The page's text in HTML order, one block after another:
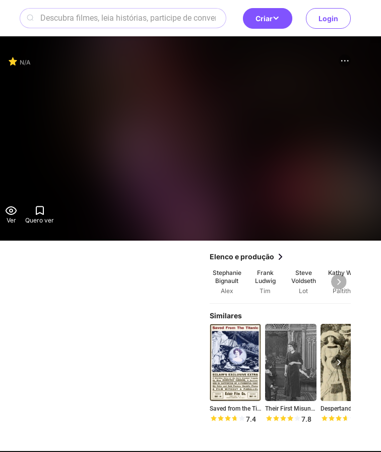
Criar Login
N/A
Ver Quero ver
Elenco e produção
Stephanie
Bignault
Alex
Frank
Ludwig
Tim
Steve
Voldseth
Lot
Kathy Wu
Paltith
Similares
Saved from the Titanic
7.4
Their First Misunderstanding
7.8